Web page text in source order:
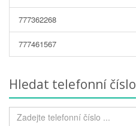
777362268
777461567
Hledat telefonní číslo